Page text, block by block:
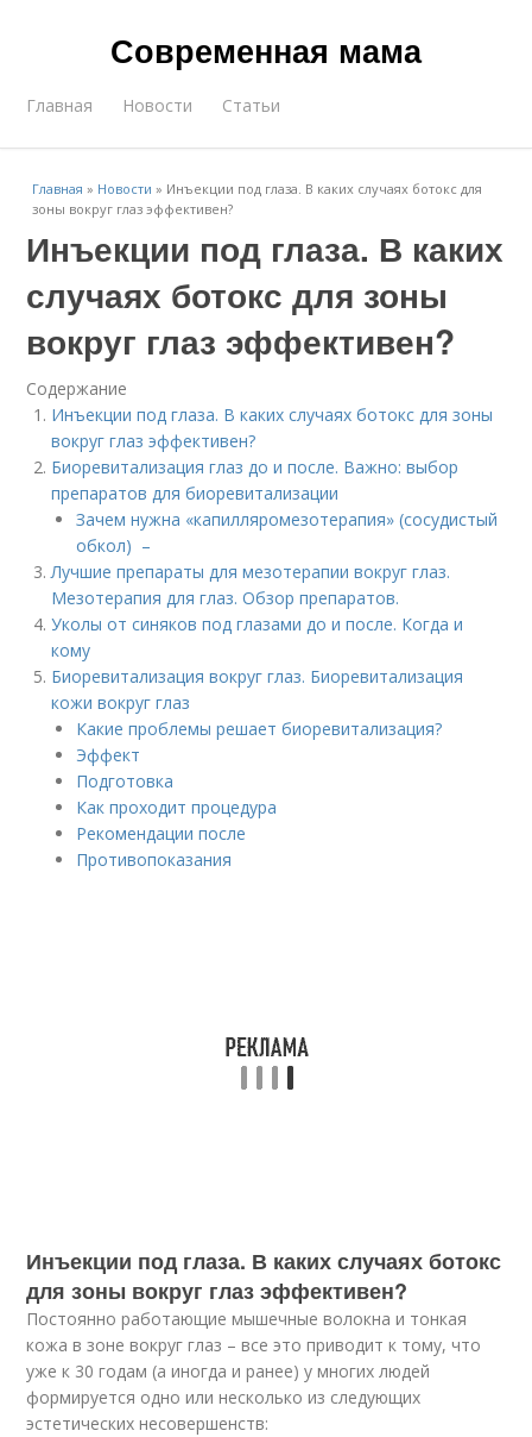
Современная мама
Главная Новости Статьи
Главная » Новости » Инъекции под глаза. В каких случаях ботокс для
зоны вокруг глаз эффективен?
Инъекции под глаза. В каких
случаях ботокс для зоны
вокруг глаз эффективен?
Содержание
Инъекции под глаза. В каких случаях ботокс для зоны
вокруг глаз эффективен?
Биоревитализация глаз до и после. Важно: выбор
препаратов для биоревитализации
Зачем нужна «капилляромезотерапия» (сосудистый
обкол) –
Лучшие препараты для мезотерапии вокруг глаз.
Мезотерапия для глаз. Обзор препаратов.
Уколы от синяков под глазами до и после. Когда и
кому
Биоревитализация вокруг глаз. Биоревитализация
кожи вокруг глаз
Какие проблемы решает биоревитализация?
Эффект
Подготовка
Как проходит процедура
Рекомендации после
Противопоказания
Инъекции под глаза. В каких случаях ботокс
для зоны вокруг глаз эффективен?
Постоянно работающие мышечные волокна и тонкая
кожа в зоне вокруг глаз – все это приводит к тому, что
уже к 30 годам (а иногда и ранее) у многих людей
формируется одно или несколько из следующих
эстетических несовершенств: